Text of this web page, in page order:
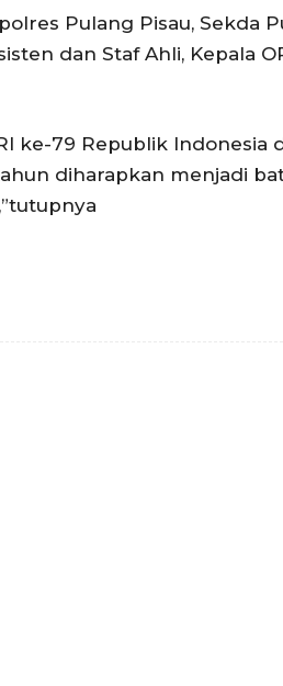
Pulang Pisau, Sekda
dan Staf Ahli, Kepala
ke-79 Republik Indonesia
diharapkan menjadi